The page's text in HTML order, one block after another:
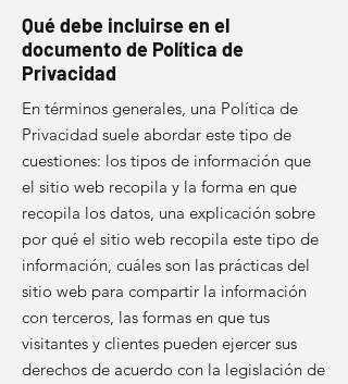
Qué debe incluirse en el
documento de Política de
Privacidad
En términos generales, una Política de
Privacidad suele abordar este tipo de
cuestiones: los tipos de información que
el sitio web recopila y la forma en que
recopila los datos, una explicación sobre
por qué el sitio web recopila este tipo de
información, cuáles son las prácticas del
sitio web para compartir la información
con terceros, las formas en que tus
visitantes y clientes pueden ejercer sus
derechos de acuerdo con la legislación de